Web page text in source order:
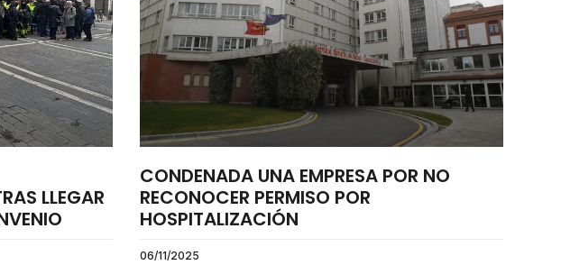
LLEGAR
CONDENADA UNA EMPRESA POR NO
RECONOCER PERMISO POR
HOSPITALIZACIÓN
06/11/2025